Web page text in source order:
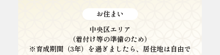
お住まい
中央区エリア
（着付け等の準備のため）
※育成期間（3年）を過ぎましたら、居住地は自由で